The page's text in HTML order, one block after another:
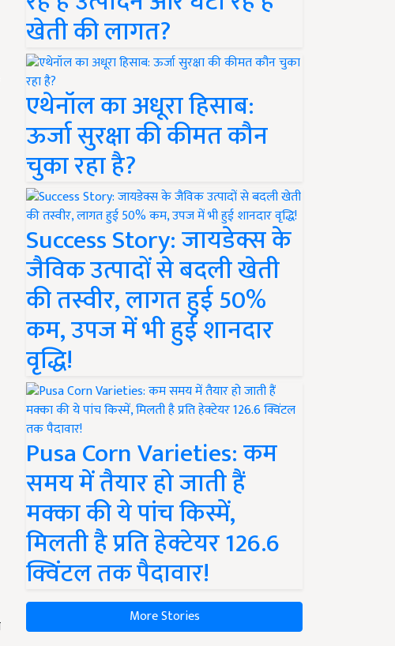
खेती की लागत?
एथेनॉल का अधूरा हिसाब:
ऊर्जा सुरक्षा की कीमत कौन
चुका रहा है?
Success Story: जायडेक्स के
जैविक उत्पादों से बदली खेती
की तस्वीर, लागत हुई 50%
कम, उपज में भी हुई शानदार
वृद्धि!
Pusa Corn Varieties: कम
समय में तैयार हो जाती हैं
मक्का की ये पांच किस्में,
मिलती है प्रति हेक्टेयर 126.6
क्विंटल तक पैदावार!
More Stories